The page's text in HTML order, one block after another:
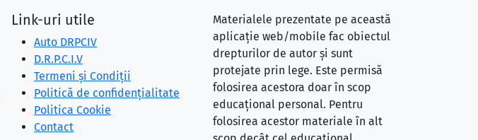
Link-uri utile
Auto DRPCIV
D.R.P.C.I.V
Termeni și Condiții
Politică de confidențialitate
Politica Cookie
Contact
Materialele prezentate pe această
aplicație web/mobile fac obiectul
drepturilor de autor și sunt
protejate prin lege. Este permisă
folosirea acestora doar în scop
educațional personal. Pentru
folosirea acestor materiale în alt